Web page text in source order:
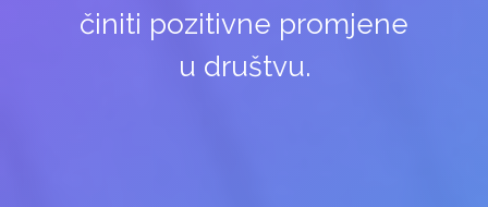
činiti pozitivne promjene
u društvu.